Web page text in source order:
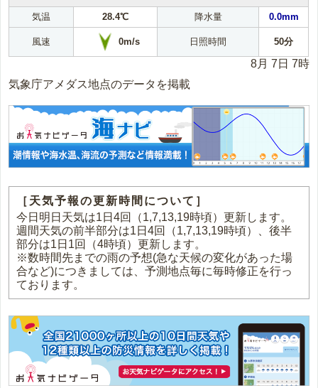
気温 28.4℃ 降水量 0.0mm
風速 0m/s 日照時間 50分
8月 7日 7時
気象庁アメダス地点のデータを掲載
［天気予報の更新時間について］
今日明日天気は1日4回（1,7,13,19時頃）更新します。
週間天気の前半部分は1日4回（1,7,13,19時頃）、後半
部分は1日1回（4時頃）更新します。
※数時間先までの雨の予想(急な天候の変化があった場
合など)につきましては、予測地点毎に毎時修正を行っ
ております。